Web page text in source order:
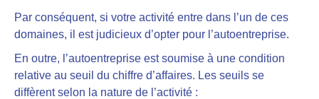
Par conséquent, si votre activité entre dans l’un de ces
domaines, il est judicieux d’opter pour l’autoentreprise.
En outre, l’autoentreprise est soumise à une condition
relative au seuil du chiffre d’affaires. Les seuils se
diffèrent selon la nature de l’activité :